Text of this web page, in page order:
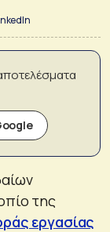
της
εργασίας